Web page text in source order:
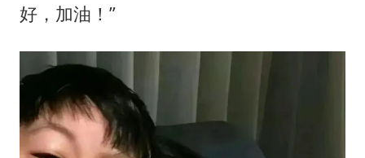
好，加油！”